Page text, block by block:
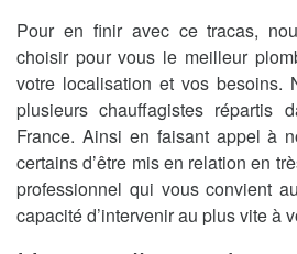
Pour en finir avec ce tracas,
choisir pour vous le meilleur
votre localisation et vos besoins.
plusieurs chauffagistes répartis
France. Ainsi en faisant appel à
certains d’être mis en relation en
professionnel qui vous convient
capacité d’intervenir au plus vite à